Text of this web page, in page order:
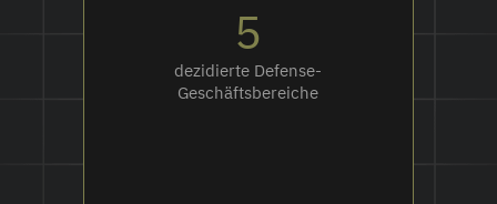
5
dezidierte Defense-
Geschäftsbereiche